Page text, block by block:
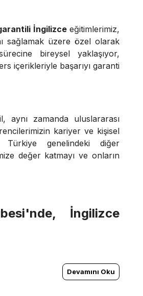
İngilizceeğitimlerimiz,
sağlamak üzere özel olarak
bireysel yaklaşıyor,
içerikleriyle başarıyı garanti
aynı zamanda uluslararası
kariyer ve kişisel
Türkiye genelindeki diğer
değer katmayı ve onların
İngilizce
Devamını Oku